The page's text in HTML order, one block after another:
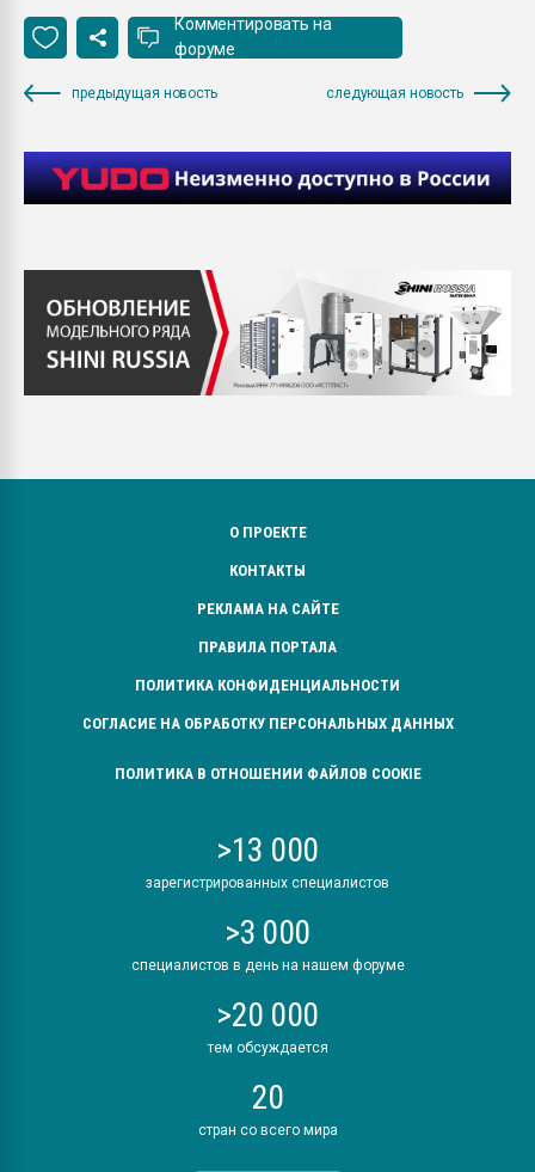
Комментировать на
форуме
предыдущая новость следующая новость
О ПРОЕКТЕ
КОНТАКТЫ
РЕКЛАМА НА САЙТЕ
ПРАВИЛА ПОРТАЛА
ПОЛИТИКА КОНФИДЕНЦИАЛЬНОСТИ
СОГЛАСИЕ НА ОБРАБОТКУ ПЕРСОНАЛЬНЫХ ДАННЫХ
ПОЛИТИКА В ОТНОШЕНИИ ФАЙЛОВ COOKIE
>13 000
зарегистрированных специалистов
>3 000
специалистов в день на нашем форуме
>20 000
тем обсуждается
20
стран со всего мира